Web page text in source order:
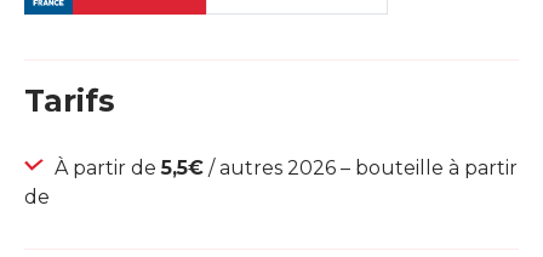
Tarifs
À partir de5,5€ / autres 2026 – bouteille à partir
de